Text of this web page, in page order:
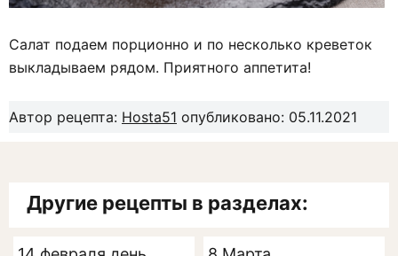
Салат подаем порционно и по несколько креветок
выкладываем рядом. Приятного аппетита!
Автор рецепта: Hosta51 опубликовано: 05.11.2021
Другие рецепты в разделах: